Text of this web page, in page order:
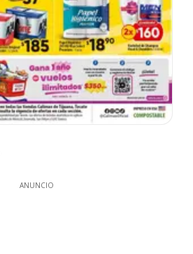
ANUNCIO